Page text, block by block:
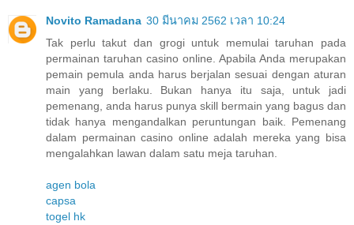
Novito Ramadana 30 มีนาคม 2562 เวลา 10:24
Tak perlu takut dan grogi untuk memulai taruhan pada
permainan taruhan casino online. Apabila Anda merupakan
pemain pemula anda harus berjalan sesuai dengan aturan
main yang berlaku. Bukan hanya itu saja, untuk jadi
pemenang, anda harus punya skill bermain yang bagus dan
tidak hanya mengandalkan peruntungan baik. Pemenang
dalam permainan casino online adalah mereka yang bisa
mengalahkan lawan dalam satu meja taruhan.
agen bola
capsa
togel hk